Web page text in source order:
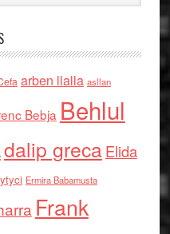
arben llalla asllan
Bebja Behlul
dalip grecaElida
Ermira Babamusta
Frank